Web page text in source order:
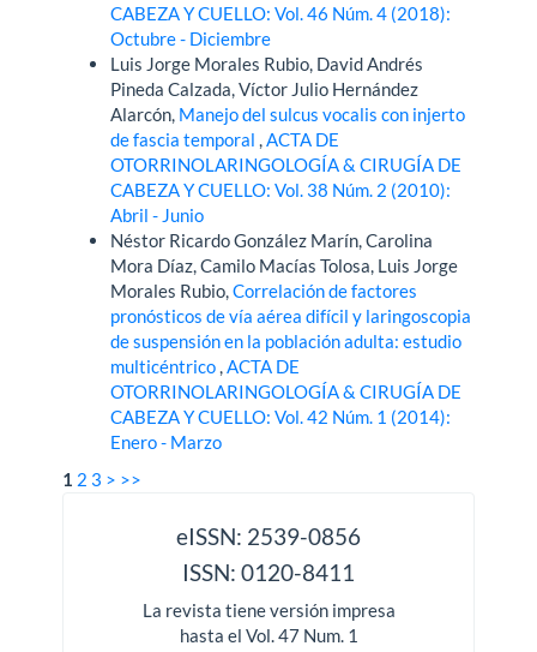
CABEZA Y CUELLO: Vol. 46 Núm. 4 (2018):
Octubre - Diciembre
Luis Jorge Morales Rubio, David Andrés
Pineda Calzada, Víctor Julio Hernández
Alarcón, Manejo del sulcus vocalis con injerto
de fascia temporal,ACTA DE
OTORRINOLARINGOLOGÍA & CIRUGÍA DE
CABEZA Y CUELLO: Vol. 38 Núm. 2 (2010):
Abril - Junio
Néstor Ricardo González Marín, Carolina
Mora Díaz, Camilo Macías Tolosa, Luis Jorge
Morales Rubio,Correlación de factores
pronósticos de vía aérea difícil y laringoscopia
de suspensión en la población adulta: estudio
multicéntrico,ACTA DE
OTORRINOLARINGOLOGÍA & CIRUGÍA DE
CABEZA Y CUELLO: Vol. 42 Núm. 1 (2014):
Enero - Marzo
1 2 3 > >>
eISSN: 2539-0856
ISSN: 0120-8411
La revista tiene versión impresa
hasta el Vol. 47 Num. 1